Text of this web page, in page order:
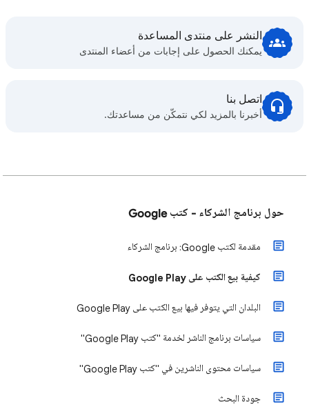
النشر على منتدى المساعدة
يمكنك الحصول على إجابات من أعضاء المنتدى
اتصل بنا
أخبرنا بالمزيد لكي نتمكّن من مساعدتك.
حول برنامج الشركاء - كتب Google
مقدمة لكتب Google: برنامج الشركاء
كيفية بيع الكتب على Google Play
البلدان التي يتوفر فيها بيع الكتب على Google Play
سياسات برنامج الناشر لخدمة "كتب Google Play"
سياسات محتوى الناشرين في "كتب Google Play"
جودة البحث